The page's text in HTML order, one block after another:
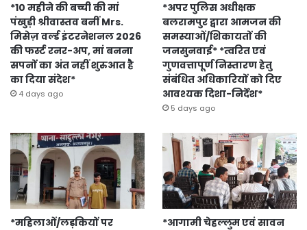
*10 महीने की बच्ची की मां
पंखुड़ी श्रीवास्तव बनीं Mrs.
मिसेज़ वर्ल्ड इंटरनेशनल 2026
की फर्स्ट रनर-अप, मां बनना
सपनों का अंत नहीं शुरुआत है
का दिया संदेश*
4 days ago
*अपर पुलिस अधीक्षक
बलरामपुर द्वारा आमजन की
समस्याओं/शिकायतों की
जनसुनवाई* *त्वरित एवं
गुणवत्तापूर्ण निस्तारण हेतु
संबंधित अधिकारियों को दिए
आवश्यक दिशा-निर्देश*
5 days ago
*महिलाओं/लड़कियों पर
*आगामी चेहल्लुम एवं सावन